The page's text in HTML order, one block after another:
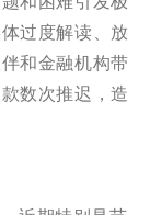
过度解读、放
和金融机构带
数次推迟，造